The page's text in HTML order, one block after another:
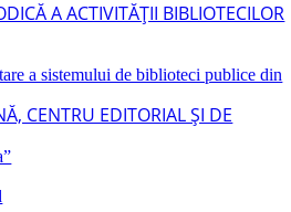
A ACTIVITĂŢII BIBLIOTECILOR
a sistemului de biblioteci publice din
CENTRU EDITORIAL ŞI DE